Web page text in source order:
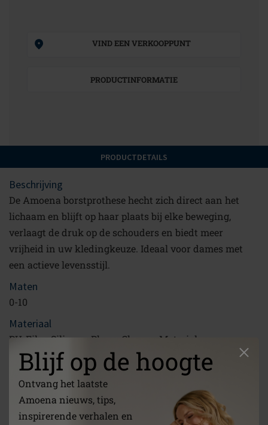
Blijf op de hoogte
Ontvang het laatste
Amoena nieuws, tips,
inspirerende verhalen en
VIND EEN VERKOOPPUNT
PRODUCTINFORMATIE
PRODUCTDETAILS
Beschrijving
De Amoena borstprothese hecht zich direct aan het
lichaam en blijft op haar plaats bij elke beweging,
verlaagt de druk op de schouders en biedt meer
vrijheid in uw kledingkeuze. Ideaal voor dames met
een actieve levensstijl.
Maten
0-10
Materiaal
PU-Film, Silicone, Phase-Change-Material,
Zelfklevende Silicone
Koppeling
/nl/over-ons/
Gebruiksaanwijzing